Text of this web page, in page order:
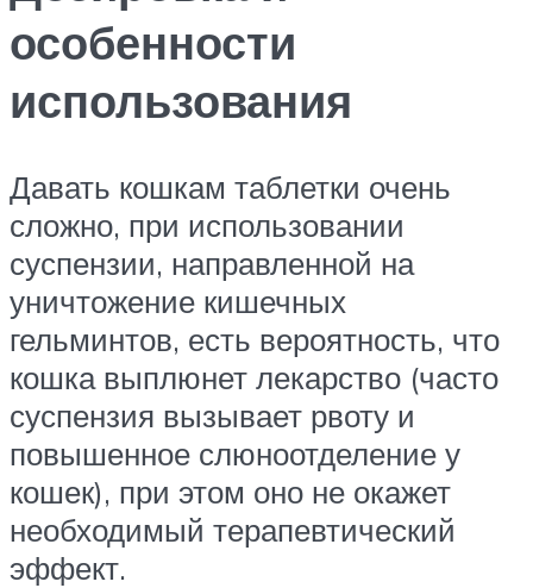
особенности
использования
Давать кошкам таблетки очень
сложно, при использовании
суспензии, направленной на
уничтожение кишечных
гельминтов, есть вероятность, что
кошка выплюнет лекарство (часто
суспензия вызывает рвоту и
повышенное слюноотделение у
кошек), при этом оно не окажет
необходимый терапевтический
эффект.